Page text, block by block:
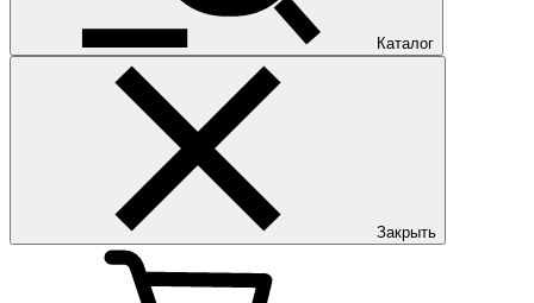
Каталог
Закрыть